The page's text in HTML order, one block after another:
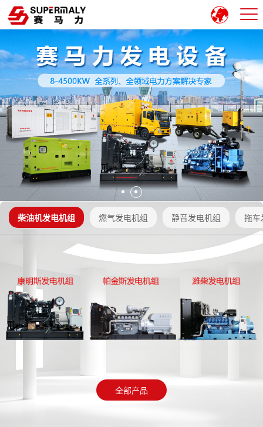
柴油机发电机组 燃气发电机组 静音发电机组 拖车
全部产品